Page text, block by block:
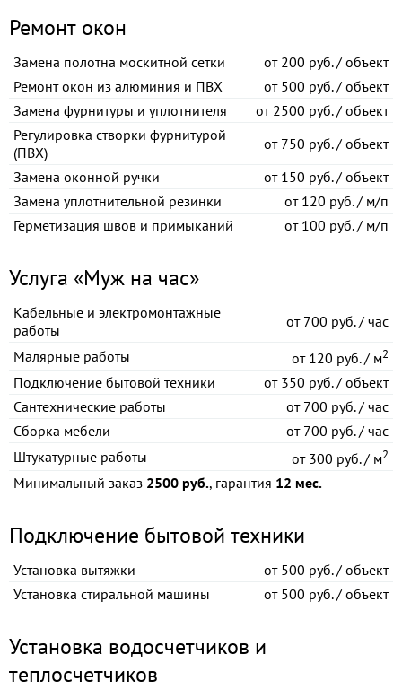
Ремонт окон
Замена полотна москитной сетки от200 руб. / объект
Ремонт окон из алюминия и ПВХ
от500 руб. / объект
Замена фурнитуры и уплотнителя
от2500 руб. / объект
Регулировка створки фурнитурой
(ПВХ)
от750 руб. / объект
Замена оконной ручки
от150 руб. / объект
Замена уплотнительной резинки
от120 руб. / м/п
Герметизация швов и примыканий
от100 руб. / м/п
Услуга «Муж на час»
Кабельные и электромонтажные
работы
от700 руб. / час
Малярные работы
от120 руб. / м2
Подключение бытовой техники от350 руб. / объект
Сантехнические работы
от700 руб. / час
Сборка мебели
от700 руб. / час
Штукатурные работы
от300 руб. / м2
Минимальный заказ 2500 руб., гарантия 12 мес.
Подключение бытовой техники
Установка вытяжки от500 руб. / объект
Установка стиральной машины
от500 руб. / объект
Установка водосчетчиков и
теплосчетчиков